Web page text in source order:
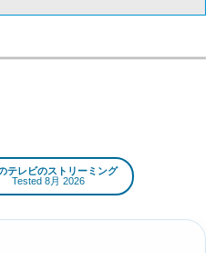
テレビのストリーミング
Tested 8月 2026